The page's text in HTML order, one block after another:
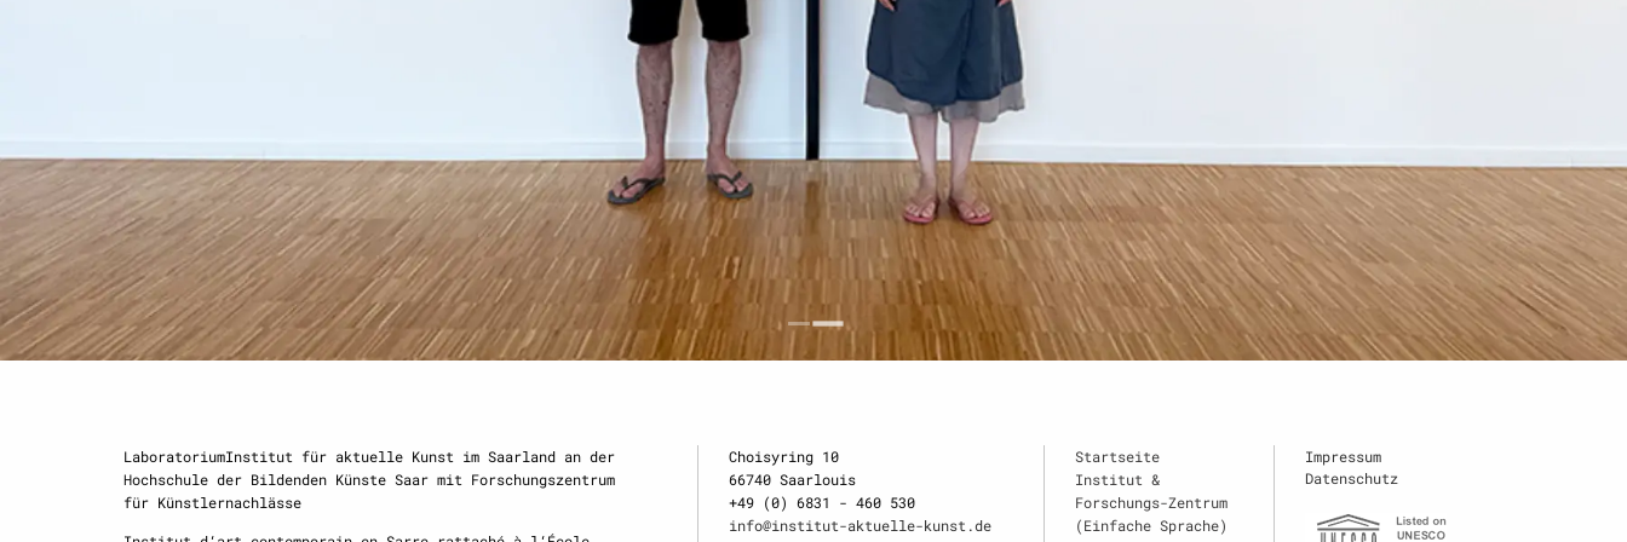
Di–Fr, 10–17 Uhr I du Mardi au Vendredi, de 10 h à 17 h
So 14–18 Uhr I le Dimanche de 14 h à 18 h
LaboratoriumInstitut für aktuelle Kunst im Saarland an der
Hochschule der Bildenden Künste Saar mit Forschungszentrum
für Künstlernachlässe
Choisyring 10
66740 Saarlouis
+49 (0) 6831 - 460 530
info@institut-aktuelle-kunst.de
Startseite
Institut &
Forschungs-Zentrum
(Einfache Sprache)
Impressum
Datenschutz